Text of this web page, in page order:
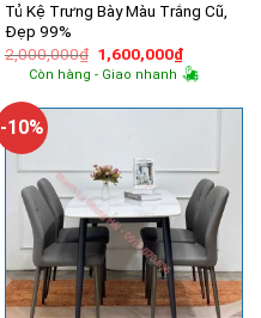
Tủ Kệ Trưng Bày Màu Trắng Cũ,
Đẹp 99%
2,000,000₫ Giá
gốc
là:
1,600,000₫Giá
hiện
tại
Còn hàng - Giao nhanh
-10%